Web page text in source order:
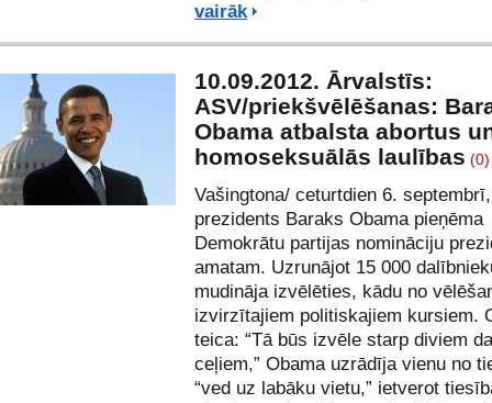
vairāk
10.09.2012. Ārvalstīs:
ASV/priekšvēlēšanas:
Obama atbalsta abortus
homoseksuālās laulības (0)
Vašingtona/ ceturtdien 6. septembrī,
prezidents Baraks Obama pieņēma
Demokrātu partijas nomināciju
amatam. Uzrunājot 15 000
mudināja izvēlēties, kādu no
izvirzītajiem politiskajiem kursiem.
teica: “Tā būs izvēle starp diviem
ceļiem,” Obama uzrādīja vienu no
“ved uz labāku vietu,” ietverot